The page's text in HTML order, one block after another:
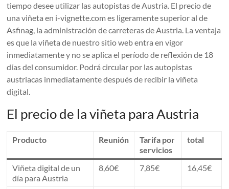
tiempo desee utilizar las autopistas de Austria. El precio de
una viñeta en i-vignette.com es ligeramente superior al de
Asfinag, la administración de carreteras de Austria. La ventaja
es que la viñeta de nuestro sitio web entra en vigor
inmediatamente y no se aplica el período de reflexión de 18
días del consumidor. Podrá circular por las autopistas
austriacas inmediatamente después de recibir la viñeta
digital.
El precio de la viñeta para Austria
Producto Reunión
Tarifa por
servicios
total
Viñeta digital de un
día para Austria
8,60€ 7,85€ 16,45€